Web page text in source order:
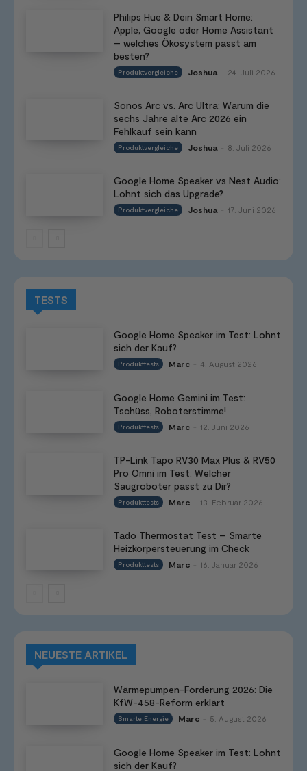
Philips Hue & Dein Smart Home:
Apple, Google oder Home Assistant
– welches Ökosystem passt am
besten?
Produktvergleiche Joshua 24. Juli 2026
Sonos Arc vs. Arc Ultra: Warum die
sechs Jahre alte Arc 2026 ein
Fehlkauf sein kann
Produktvergleiche Joshua 8. Juli 2026
Google Home Speaker vs Nest Audio:
Lohnt sich das Upgrade?
Produktvergleiche Joshua 17. Juni 2026
TESTS
Google Home Speaker im Test: Lohnt
sich der Kauf?
Produkttests Marc 4. August 2026
Google Home Gemini im Test:
Tschüss, Roboterstimme!
Produkttests Marc 12. Juni 2026
TP-Link Tapo RV30 Max Plus & RV50
Pro Omni im Test: Welcher
Saugroboter passt zu Dir?
Produkttests Marc 13. Februar 2026
Tado Thermostat Test – Smarte
Heizkörpersteuerung im Check
Produkttests Marc 16. Januar 2026
NEUESTE ARTIKEL
Wärmepumpen-Förderung 2026: Die
KfW-458-Reform erklärt
Smarte Energie Marc 5. August 2026
Google Home Speaker im Test: Lohnt
sich der Kauf?